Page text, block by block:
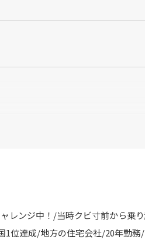
レンジ中！/当時クビ寸前から乗
1位達成/地方の住宅会社/20年勤務